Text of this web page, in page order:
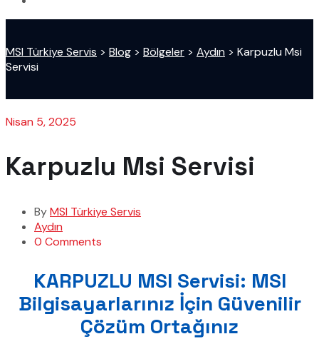
MSI Türkiye Servis > Blog > Bölgeler > Aydın > Karpuzlu Msi
Servisi
Nisan 5, 2025
Karpuzlu Msi Servisi
ByMSI Türkiye Servis
Aydın
0 Comments
KARPUZLU MSI Servisi: MSI
Bilgisayarlarınız İçin Güvenilir
Çözüm Ortağınız